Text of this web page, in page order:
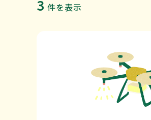
3 件を表示